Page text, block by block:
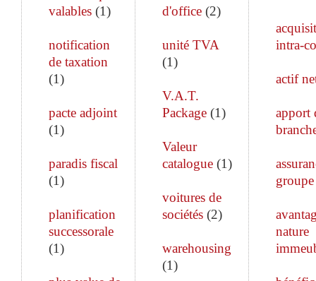
valables (1)
notification
de taxation
(1)
pacte adjoint
(1)
paradis fiscal
(1)
planification
successorale
(1)
d'office(2)
unité TVA
(1)
V.A.T.
Package(1)
Valeur
catalogue(1)
voitures de
sociétés(2)
warehousing
(1)
intra-
actif
apport
groupe
nature